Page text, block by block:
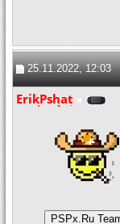
25.11.2022, 12:03
ErikPshat